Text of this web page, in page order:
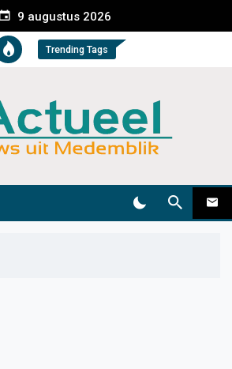
9 augustus 2026
Trending Tags
Actueel